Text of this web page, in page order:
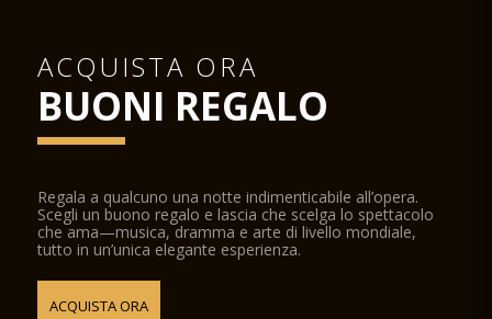
ACQUISTA ORA
BUONI REGALO
Regala a qualcuno una notte indimenticabile all’opera.
Scegli un buono regalo e lascia che scelga lo spettacolo
che ama—musica, dramma e arte di livello mondiale,
tutto in un’unica elegante esperienza.
ACQUISTA ORA